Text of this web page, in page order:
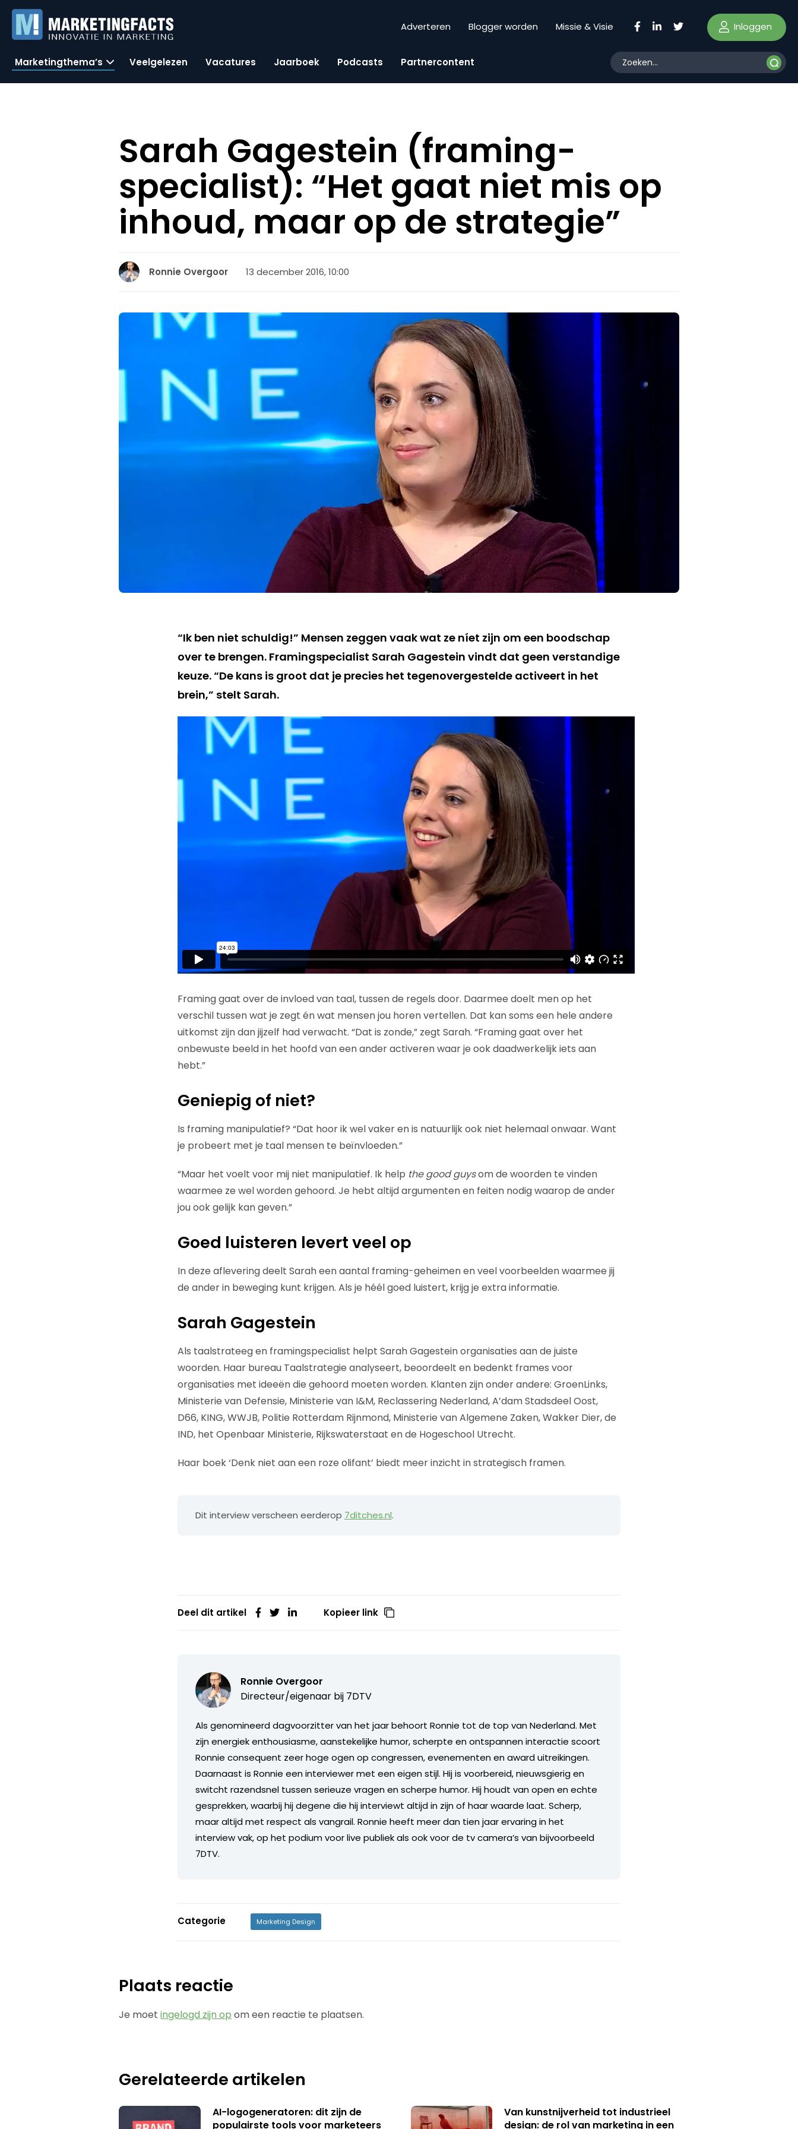
Adverteren Blogger worden Missie & Visie Inloggen
Marketingthema’s Veelgelezen Vacatures Jaarboek Podcasts Partnercontent
Sarah Gagestein (framing-
specialist): “Het gaat niet mis op
inhoud, maar op de strategie”
Ronnie Overgoor 13 december 2016, 10:00
“Ik ben niet schuldig!” Mensen zeggen vaak wat ze níet zijn om een boodschap
over te brengen. Framingspecialist Sarah Gagestein vindt dat geen verstandige
keuze. “De kans is groot dat je precies het tegenovergestelde activeert in het
brein,” stelt Sarah.
Framing gaat over de invloed van taal, tussen de regels door. Daarmee doelt men op het
verschil tussen wat je zegt én wat mensen jou horen vertellen. Dat kan soms een hele andere
uitkomst zijn dan jijzelf had verwacht. “Dat is zonde,” zegt Sarah. “Framing gaat over het
onbewuste beeld in het hoofd van een ander activeren waar je ook daadwerkelijk iets aan
hebt.”
Geniepig of niet?
Is framing manipulatief? “Dat hoor ik wel vaker en is natuurlijk ook niet helemaal onwaar. Want
je probeert met je taal mensen te beïnvloeden.”
“Maar het voelt voor mij niet manipulatief. Ik help the good guysom de woorden te vinden
waarmee ze wel worden gehoord. Je hebt altijd argumenten en feiten nodig waarop de ander
jou ook gelijk kan geven.”
Goed luisteren levert veel op
In deze aflevering deelt Sarah een aantal framing-geheimen en veel voorbeelden waarmee jij
de ander in beweging kunt krijgen. Als je héél goed luistert, krijg je extra informatie.
Sarah Gagestein
Als taalstrateeg en framingspecialist helpt Sarah Gagestein organisaties aan de juiste
woorden. Haar bureau Taalstrategie analyseert, beoordeelt en bedenkt frames voor
organisaties met ideeën die gehoord moeten worden. Klanten zijn onder andere: GroenLinks,
Ministerie van Defensie, Ministerie van I&M, Reclassering Nederland, A’dam Stadsdeel Oost,
D66, KING, WWJB, Politie Rotterdam Rijnmond, Ministerie van Algemene Zaken, Wakker Dier, de
IND, het Openbaar Ministerie, Rijkswaterstaat en de Hogeschool Utrecht.
Haar boek ‘Denk niet aan een roze olifant’ biedt meer inzicht in strategisch framen.
Dit interview verscheen eerderop 7ditches.nl.
Deel dit artikel Kopieer link
Ronnie Overgoor
Directeur/eigenaar bij 7DTV
Als genomineerd dagvoorzitter van het jaar behoort Ronnie tot de top van Nederland. Met
zijn energiek enthousiasme, aanstekelijke humor, scherpte en ontspannen interactie scoort
Ronnie consequent zeer hoge ogen op congressen, evenementen en award uitreikingen.
Daarnaast is Ronnie een interviewer met een eigen stijl. Hij is voorbereid, nieuwsgierig en
switcht razendsnel tussen serieuze vragen en scherpe humor. Hij houdt van open en echte
gesprekken, waarbij hij degene die hij interviewt altijd in zijn of haar waarde laat. Scherp,
maar altijd met respect als vangrail. Ronnie heeft meer dan tien jaar ervaring in het
interview vak, op het podium voor live publiek als ook voor de tv camera’s van bijvoorbeeld
7DTV.
Categorie Marketing Design
Plaats reactie
Je moetingelogd zijn op om een reactie te plaatsen.
Gerelateerde artikelen
AI-logogeneratoren: dit zijn de
populairste tools voor marketeers
Van kunstnijverheid tot industrieel
design: de rol van marketing in een